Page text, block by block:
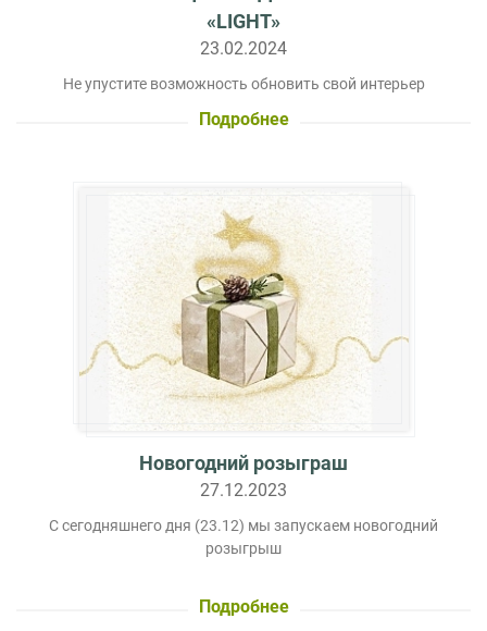
«LIGHT»
23.02.2024
Не упустите возможность обновить свой интерьер
Подробнее
Новогодний розыграш
27.12.2023
С сегодняшнего дня (23.12) мы запускаем новогодний
розыгрыш
Подробнее